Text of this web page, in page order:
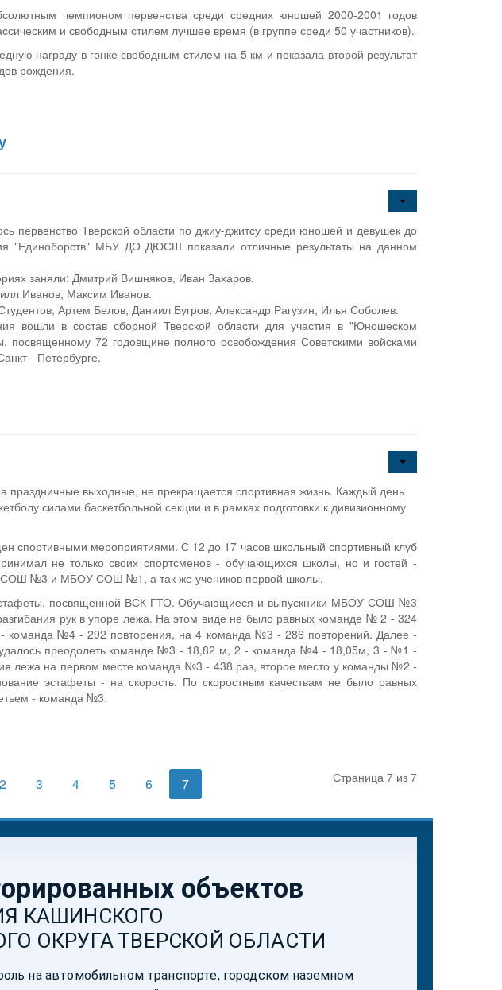
чемпионом первенства среди средних юношей 2000-2001 годов
и свободным стилем лучшее время (в группе среди 50 участников).
награду в гонке свободным стилем на 5 км и показала второй результат
рождения.
первенство Тверской области по джиу-джитсу среди юношей и девушек до
"Единоборств" МБУ ДО ДЮСШ показали отличные результаты на данном
заняли: Дмитрий Вишняков, Иван Захаров.
Иванов, Максим Иванов.
Артем Белов, Даниил Бугров, Александр Рагузин, Илья Соболев.
вошли в состав сборной Тверской области для участия в "Юношеском
посвященному 72 годовщине полного освобождения Советскими войсками
- Петербурге.
выходные, не прекращается спортивная жизнь. Каждый день
силами баскетбольной секции и в рамках подготовки к дивизионному
спортивными мероприятиями. С 12 до 17 часов школьный спортивный клуб
не только своих спортсменов - обучающихся школы, но и гостей -
СОШ №3 и МБОУ СОШ №1, а так же учеников первой школы.
посвященной ВСК ГТО. Обучающиеся и выпускники МБОУ СОШ №3
рук в упоре лежа. На этом виде не было равных команде № 2 - 324
команда №4 - 292 повторения, на 4 команда №3 - 286 повторений. Далее -
удалось преодолеть команде №3 - 18,82 м, 2 - команда №4 - 18,05м, 3 - №1 -
лежа на первом месте команда №3 - 438 раз, второе место у команды №2 -
эстафеты - на скорость. По скоростным качествам не было равных
- команда №3.
Страница 7 из 7
2 3 4 5 6 7